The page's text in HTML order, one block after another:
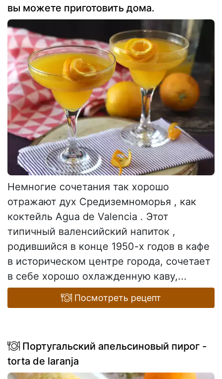
вы можете приготовить дома.
Немногие сочетания так хорошо
отражают дух Средиземноморья , как
коктейль Agua de Valencia . Этот
типичный валенсийский напиток ,
родившийся в конце 1950-х годов в кафе
в историческом центре города, сочетает
в себе хорошо охлажденную каву,...
Посмотреть рецепт
Португальский апельсиновый пирог -
torta de laranja